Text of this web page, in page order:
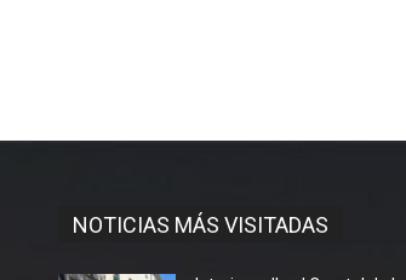
NOTICIAS MÁS VISITADAS